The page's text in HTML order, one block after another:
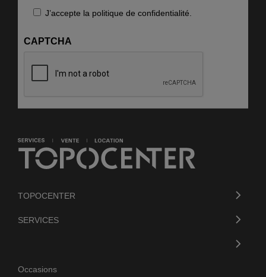
CAPTCHA
RGPDJ’accepte la politique de confidentialité.
TOPOCENTER
SERVICES
Occasions